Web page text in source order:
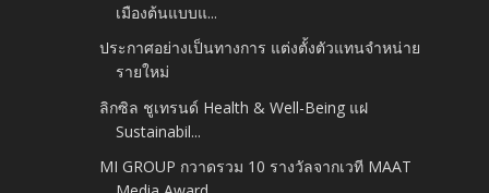
เมืองต้นแบบแ...
ประกาศอย่างเป็นทางการ​ แต่งตั้งตัวแทนจำหน่าย
รายใหม่
ลิกซิล ชูเทรนด์ Health & Well-Being แฝ​
Sustainabil...
MI GROUP กวาดรวม 10 รางวัลจากเวที MAAT